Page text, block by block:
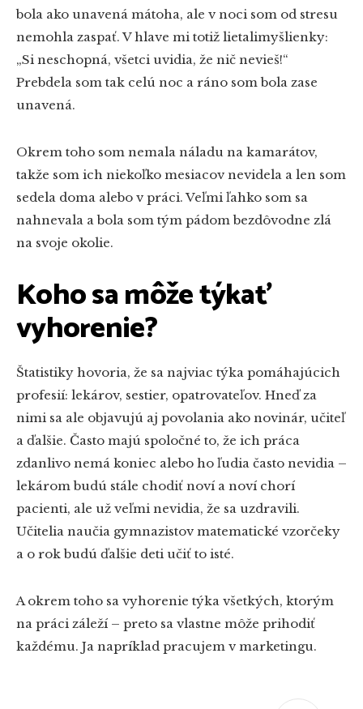
bola ako unavená mátoha, ale v noci som od stresu
nemohla zaspať. V hlave mi totiž lietalimyšlienky:
„Si neschopná, všetci uvidia, že nič nevieš!“
Prebdela som tak celú noc a ráno som bola zase
unavená.
Okrem toho som nemala náladu na kamarátov,
takže som ich niekoľko mesiacov nevidela a len som
sedela doma alebo v práci. Veľmi ľahko som sa
nahnevala a bola som tým pádom bezdôvodne zlá
na svoje okolie.
Koho sa môže týkať
vyhorenie?
Štatistiky hovoria, že sa najviac týka pomáhajúcich
profesií: lekárov, sestier, opatrovateľov. Hneď za
nimi sa ale objavujú aj povolania ako novinár, učiteľ
a ďalšie. Často majú spoločné to, že ich práca
zdanlivo nemá koniec alebo ho ľudia často nevidia –
lekárom budú stále chodiť noví a noví chorí
pacienti, ale už veľmi nevidia, že sa uzdravili.
Učitelia naučia gymnazistov matematické vzorčeky
a o rok budú ďalšie deti učiť to isté.
A okrem toho sa vyhorenie týka všetkých, ktorým
na práci záleží – preto sa vlastne môže prihodiť
každému. Ja napríklad pracujem v marketingu.